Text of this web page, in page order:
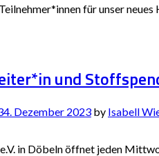
für unser
und
4. Dezember 2023 by Isabell
in Döbeln öffnet jeden